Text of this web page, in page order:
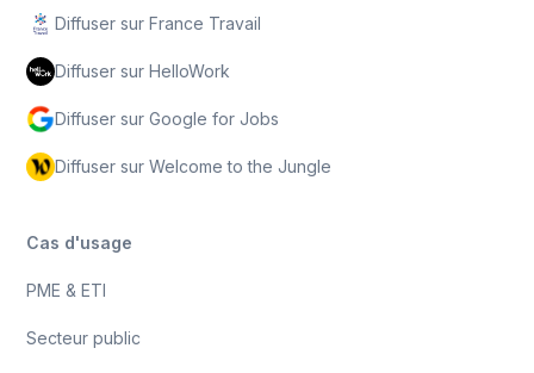
Diffuser sur France Travail
Diffuser sur HelloWork
Diffuser sur Google for Jobs
Diffuser sur Welcome to the Jungle
Cas d'usage
PME & ETI
Secteur public